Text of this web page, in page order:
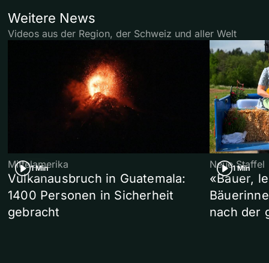
Weitere News
Videos aus der Region, der Schweiz und aller Welt
1 Min
Mittelamerika
Vulkanausbruch in Guatemala:
1400 Personen in Sicherheit
gebracht
1 Min
Neue Staffel
«Bauer,
nach der